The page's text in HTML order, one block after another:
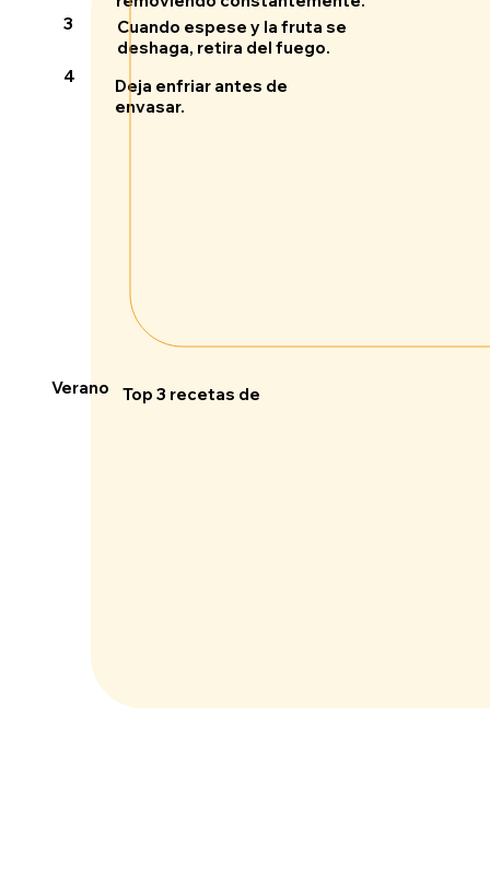
3
Cuando espese y la fruta se
deshaga, retira del fuego.
4
Deja enfriar antes de
envasar.
Verano Top 3 recetas de